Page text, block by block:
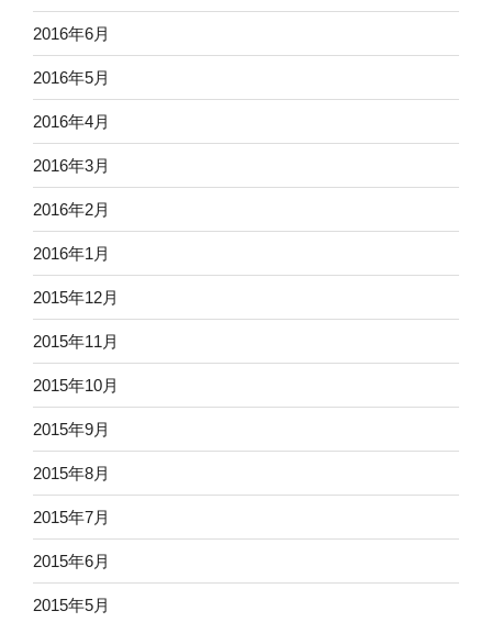
2016年6月
2016年5月
2016年4月
2016年3月
2016年2月
2016年1月
2015年12月
2015年11月
2015年10月
2015年9月
2015年8月
2015年7月
2015年6月
2015年5月